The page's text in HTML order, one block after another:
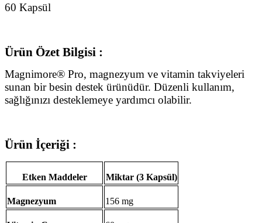
60 Kapsül
Ürün Özet Bilgisi :
Magnimore® Pro, magnezyum ve vitamin takviyeleri
sunan bir besin destek ürünüdür. Düzenli kullanım,
sağlığınızı desteklemeye yardımcı olabilir.
Ürün İçeriği :
Etken Maddeler Miktar (3 Kapsül)
Magnezyum 156 mg